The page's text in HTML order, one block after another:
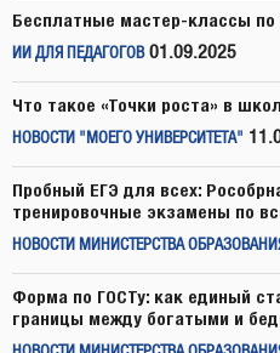
Бесплатные мастер-классы по
ИИ ДЛЯ ПЕДАГОГОВ 01.09.2025
Что такое «Точки роста» в
НОВОСТИ "МОЕГО УНИВЕРСИТЕТА"
Пробный ЕГЭ для всех:
тренировочные экзамены по
НОВОСТИ МИНИСТЕРСТВА
Форма по ГОСТу: как единый
границы между богатыми и